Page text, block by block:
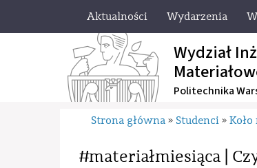
Aktualności Wydarzenia
Wydział
Politechnika
Strona główna » Studenci »
#materiałmiesiąca |